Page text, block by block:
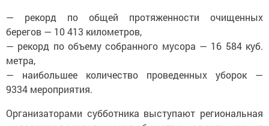
— рекорд по общей протяженности очищенных
берегов — 10 413 километров,
— рекорд по объему собранного мусора — 16 584 куб.
метра,
— наибольшее количество проведенных уборок —
9334 мероприятия.
Организаторами субботника выступают региональная